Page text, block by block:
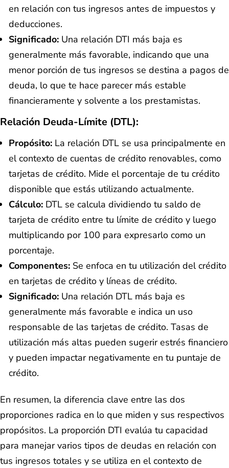
en relación con tus ingresos antes de impuestos y
deducciones.
Significado: Una relación DTI más baja es
generalmente más favorable, indicando que una
menor porción de tus ingresos se destina a pagos de
deuda, lo que te hace parecer más estable
financieramente y solvente a los prestamistas.
Relación Deuda-Límite (DTL):
Propósito: La relación DTL se usa principalmente en
el contexto de cuentas de crédito renovables, como
tarjetas de crédito. Mide el porcentaje de tu crédito
disponible que estás utilizando actualmente.
Cálculo: DTL se calcula dividiendo tu saldo de
tarjeta de crédito entre tu límite de crédito y luego
multiplicando por 100 para expresarlo como un
porcentaje.
Componentes: Se enfoca en tu utilización del crédito
en tarjetas de crédito y líneas de crédito.
Significado: Una relación DTL más baja es
generalmente más favorable e indica un uso
responsable de las tarjetas de crédito. Tasas de
utilización más altas pueden sugerir estrés financiero
y pueden impactar negativamente en tu puntaje de
crédito.
En resumen, la diferencia clave entre las dos
proporciones radica en lo que miden y sus respectivos
propósitos. La proporción DTI evalúa tu capacidad
para manejar varios tipos de deudas en relación con
tus ingresos totales y se utiliza en el contexto de